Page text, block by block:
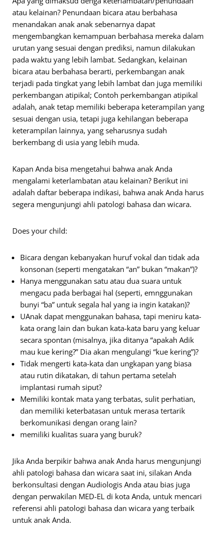
atau kelainan? Penundaan bicara atau berbahasa
menandakan anak anak sebenarnya dapat
mengembangkan kemampuan berbahasa mereka dalam
urutan yang sesuai dengan prediksi, namun dilakukan
pada waktu yang lebih lambat. Sedangkan, kelainan
bicara atau berbahasa berarti, perkembangan anak
terjadi pada tingkat yang lebih lambat dan juga memiliki
perkembangan atipikal; Contoh perkembangan atipikal
adalah, anak tetap memiliki beberapa keterampilan yang
sesuai dengan usia, tetapi juga kehilangan beberapa
keterampilan lainnya, yang seharusnya sudah
berkembang di usia yang lebih muda.
Kapan Anda bisa mengetahui bahwa anak Anda
mengalami keterlambatan atau kelainan? Berikut ini
adalah daftar beberapa indikasi, bahwa anak Anda harus
segera mengunjungi ahli patologi bahasa dan wicara.
Does your child:
Bicara dengan kebanyakan huruf vokal dan tidak ada
konsonan (seperti mengatakan “an” bukan “makan”)?
Hanya menggunakan satu atau dua suara untuk
mengacu pada berbagai hal (seperti, emnggunakan
bunyi “ba” untuk segala hal yang ia ingin katakan)?
UAnak dapat menggunakan bahasa, tapi meniru kata-
kata orang lain dan bukan kata-kata baru yang keluar
secara spontan (misalnya, jika ditanya “apakah Adik
mau kue kering?” Dia akan mengulangi “kue kering”)?
Tidak mengerti kata-kata dan ungkapan yang biasa
atau rutin dikatakan, di tahun pertama setelah
implantasi rumah siput?
Memiliki kontak mata yang terbatas, sulit perhatian,
dan memiliki keterbatasan untuk merasa tertarik
berkomunikasi dengan orang lain?
memiliki kualitas suara yang buruk?
Jika Anda berpikir bahwa anak Anda harus mengunjungi
ahli patologi bahasa dan wicara saat ini, silakan Anda
berkonsultasi dengan Audiologis Anda atau bias juga
dengan perwakilan MED-EL di kota Anda, untuk mencari
referensi ahli patologi bahasa dan wicara yang terbaik
untuk anak Anda.